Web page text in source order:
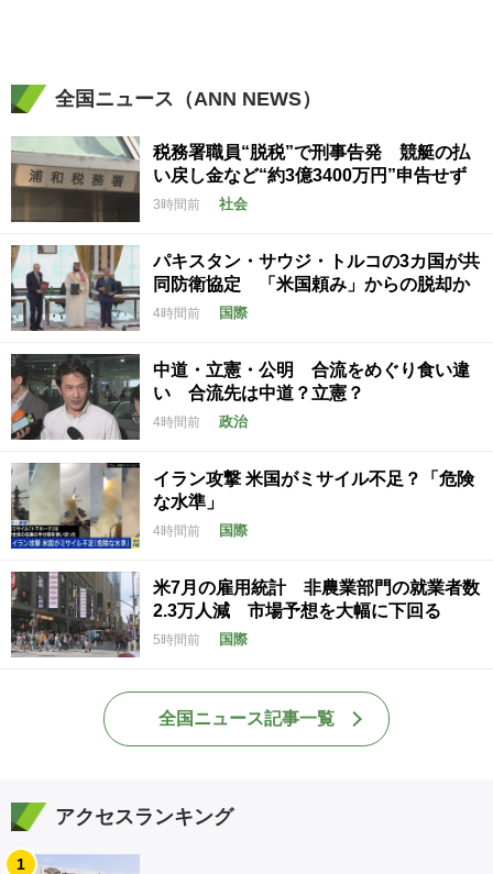
全国ニュース（ANN NEWS）
税務署職員“脱税”で刑事告発 競艇の払
い戻し金など“約3億3400万円”申告せず
3時間前 社会
パキスタン・サウジ・トルコの3カ国が共
同防衛協定 「米国頼み」からの脱却か
4時間前 国際
中道・立憲・公明 合流をめぐり食い違
い 合流先は中道？立憲？
4時間前 政治
イラン攻撃 米国がミサイル不足？「危険
な水準」
4時間前 国際
米7月の雇用統計 非農業部門の就業者数
2.3万人減 市場予想を大幅に下回る
5時間前 国際
全国ニュース記事一覧
アクセスランキング
1